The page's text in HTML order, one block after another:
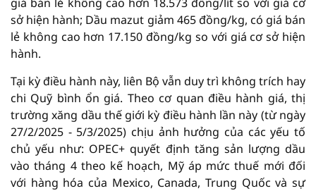
sở hiện hành; Dầu mazut giảm 465 đồng/kg, có giá bán
lẻ không cao hơn 17.150 đồng/kg so với giá cơ sở hiện
hành.
Tại kỳ điều hành này, liên Bộ vẫn duy trì không trích hay
chi Quỹ bình ổn giá. Theo cơ quan điều hành giá, thị
trường xăng dầu thế giới kỳ điều hành lần này (từ ngày
27/2/2025 - 5/3/2025) chịu ảnh hưởng của các yếu tố
chủ yếu như: OPEC+ quyết định tăng sản lượng dầu
vào tháng 4 theo kế hoạch, Mỹ áp mức thuế mới đối
với hàng hóa của Mexico, Canada, Trung Quốc và sự